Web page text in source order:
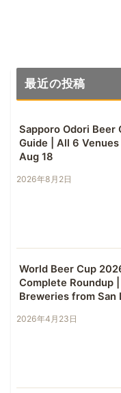
最近の投稿
Sapporo Odori Beer
Guide | All 6
Aug 18
2026年8月2日
World Beer Cup
Complete Roundup
Breweries from San
2026年4月23日